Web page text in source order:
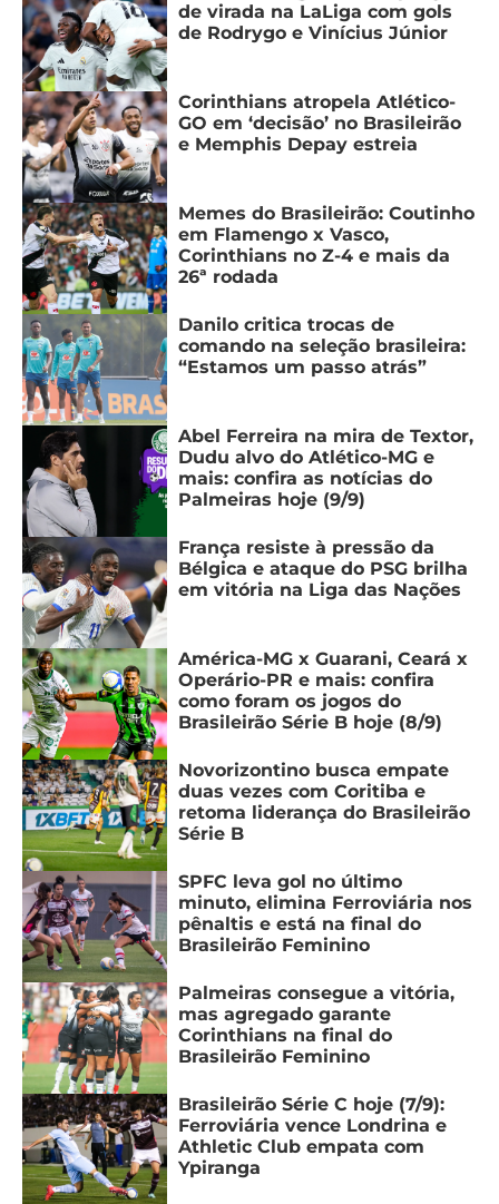
de virada na LaLiga com gols
de Rodrygo e Vinícius Júnior
Corinthians atropela Atlético-
GO em ‘decisão’ no Brasileirão
e Memphis Depay estreia
Memes do Brasileirão: Coutinho
em Flamengo x Vasco,
Corinthians no Z-4 e mais da
26ª rodada
Danilo critica trocas de
comando na seleção brasileira:
“Estamos um passo atrás”
Abel Ferreira na mira de Textor,
Dudu alvo do Atlético-MG e
mais: confira as notícias do
Palmeiras hoje (9/9)
França resiste à pressão da
Bélgica e ataque do PSG brilha
em vitória na Liga das Nações
América-MG x Guarani, Ceará x
Operário-PR e mais: confira
como foram os jogos do
Brasileirão Série B hoje (8/9)
Novorizontino busca empate
duas vezes com Coritiba e
retoma liderança do Brasileirão
Série B
SPFC leva gol no último
minuto, elimina Ferroviária nos
pênaltis e está na final do
Brasileirão Feminino
Palmeiras consegue a vitória,
mas agregado garante
Corinthians na final do
Brasileirão Feminino
Brasileirão Série C hoje (7/9):
Ferroviária vence Londrina e
Athletic Club empata com
Ypiranga